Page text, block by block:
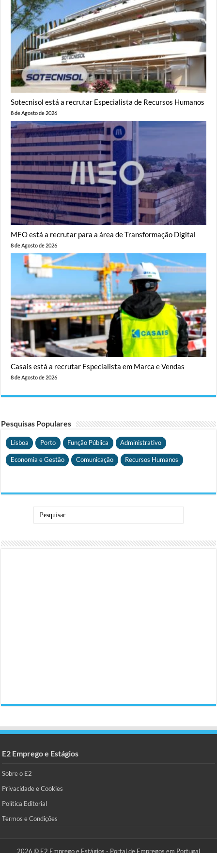
Sotecnisol está a recrutar Especialista de Recursos Humanos
8 de Agosto de 2026
MEO está a recrutar para a área de Transformação Digital
8 de Agosto de 2026
Casais está a recrutar Especialista em Marca e Vendas
8 de Agosto de 2026
Pesquisas Populares
Lisboa Porto Função Pública Administrativo
Economia e Gestão Comunicação Recursos Humanos
E2 Emprego e Estágios
Sobre o E2
Privacidade e Cookies
Política Editorial
Termos e Condições
2026 © E2 Emprego e Estágios - Portal de Empregos em Portugal